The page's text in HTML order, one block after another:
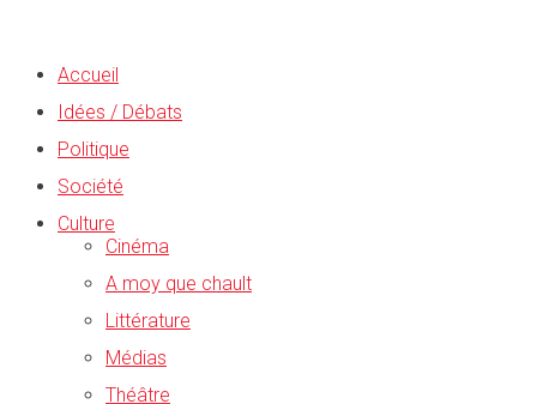
Accueil
Idées / Débats
Politique
Société
Culture
Cinéma
A moy que chault
Littérature
Médias
Théâtre